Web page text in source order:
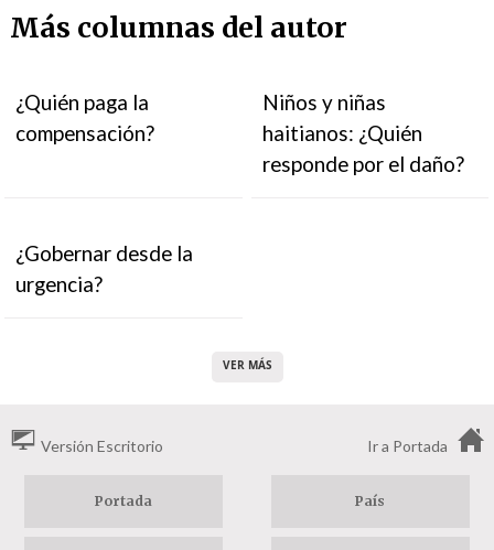
Más columnas del autor
¿Quién paga la
compensación?
Niños y niñas
haitianos: ¿Quién
responde por el daño?
¿Gobernar desde la
urgencia?
VER MÁS
Versión Escritorio Ir a Portada
Portada País